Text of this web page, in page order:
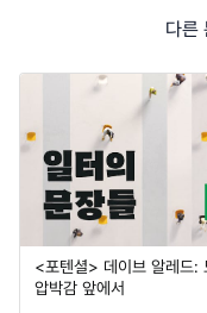
다른
<포텐셜> 데이브 알레드:
압박감 앞에서